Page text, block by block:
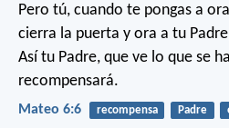
Pero tú, cuando te pongas a
cierra la puerta y ora a tu
Así tu Padre, que ve lo que se
recompensará.
Mateo 6:6 recompensa Padre